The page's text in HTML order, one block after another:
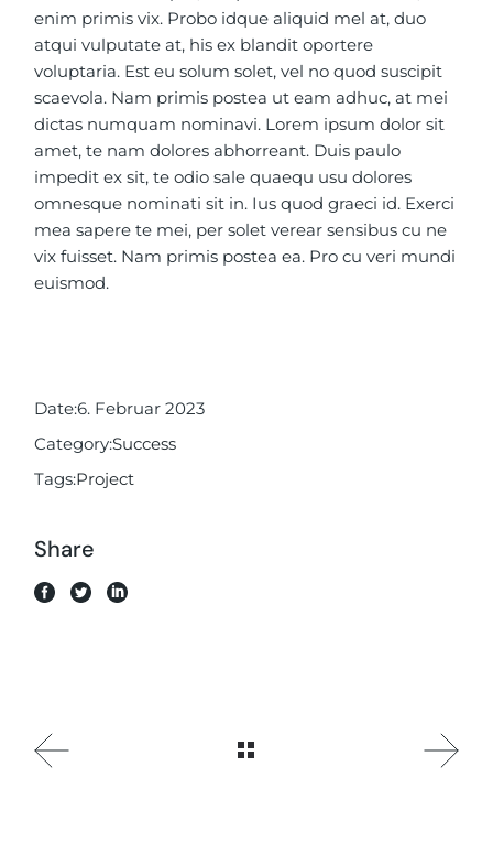
enim primis vix. Probo idque aliquid mel at, duo
atqui vulputate at, his ex blandit oportere
voluptaria. Est eu solum solet, vel no quod suscipit
scaevola. Nam primis postea ut eam adhuc, at mei
dictas numquam nominavi. Lorem ipsum dolor sit
amet, te nam dolores abhorreant. Duis paulo
impedit ex sit, te odio sale quaequ usu dolores
omnesque nominati sit in. Ius quod graeci id. Exerci
mea sapere te mei, per solet verear sensibus cu ne
vix fuisset. Nam primis postea ea. Pro cu veri mundi
euismod.
Date:6. Februar 2023
Category:Success
Tags:Project
Share